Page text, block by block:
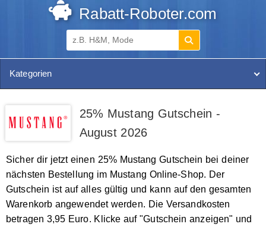
Rabatt-Roboter.com
Kategorien
25% Mustang Gutschein -
August 2026
Sicher dir jetzt einen 25% Mustang Gutschein bei deiner
nächsten Bestellung im Mustang Online-Shop. Der
Gutschein ist auf alles gültig und kann auf den gesamten
Warenkorb angewendet werden. Die Versandkosten
betragen 3,95 Euro. Klicke auf "Gutschein anzeigen" und